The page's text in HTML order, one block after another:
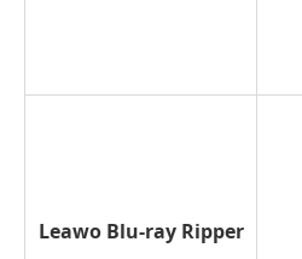
Leawo Blu-ray Ripper